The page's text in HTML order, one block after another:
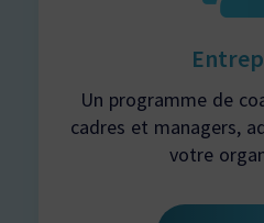
Un programme de
cadres et managers,
votre